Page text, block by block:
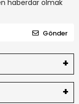
haberdar olmak
Gönder